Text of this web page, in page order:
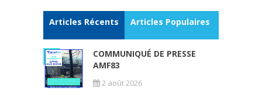
Articles Récents Articles Populaires
COMMUNIQUÉ DE PRESSE
AMF83
2 août 2026